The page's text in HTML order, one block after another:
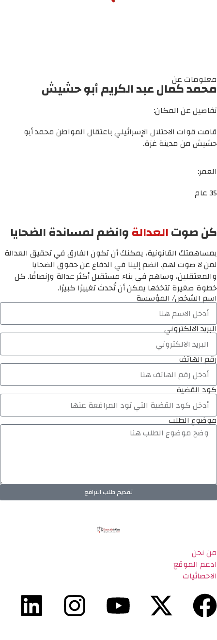
معلومات عن
محمد كمال عبد الكريم أبو حشيش
تفاصيل عن المكان:
قامت قوات الاحتلال الإسرائيلي باعتقال المواطن محمد أبو
حشيش من مدينة غزة.
العمر:
35 عام
كن صوتالعدالةوانضم لمساندة الضحايا
بمساهمتك القانونية، يمكنك أن تكون الفارق في تحقيق العدالة
لمن لا صوت لهم. انضم إلينا في الدفاع عن حقوق الضحايا
والمعتقلين، وساهم في بناء مستقبل أكثر عدالة وإنصافًا. كل
خطوة صغيرة تتخذها يمكن أن تُحدث تغييرًا كبيرًا.
اسم الشخص/ المؤسسة
البريد الالكتروني
رقم الهاتف
كود القضية
موضوع الطلب
تقديم طلب الترافع
من نحن
ادعم الموقع
الاحصائيات